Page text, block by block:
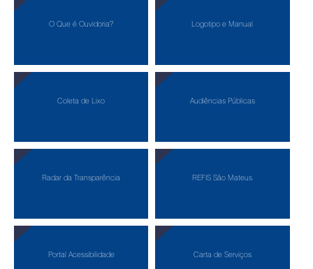
O Que é Ouvidoria? Logotipo e Manual
Coleta de Lixo Audiências Públicas
Radar da Transparência REFIS São Mateus
Portal Acessibilidade Carta de Serviços